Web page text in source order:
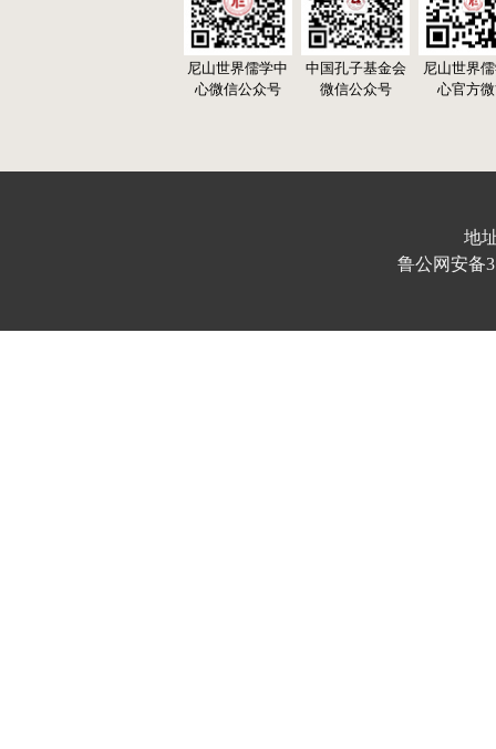
尼山世界儒学中
心微信公众号
中国孔子基金会
微信公众号
尼山世界
心官方
地
鲁公网安备